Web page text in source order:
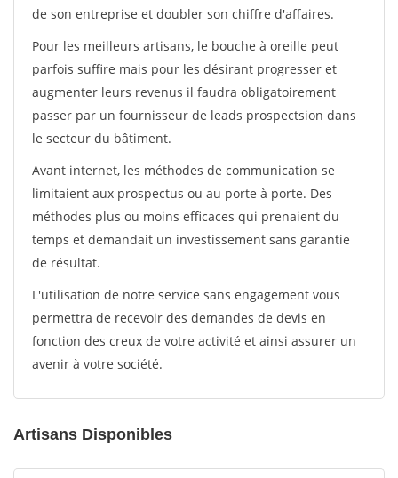
de son entreprise et doubler son chiffre d'affaires.
Pour les meilleurs artisans, le bouche à oreille peut
parfois suffire mais pour les désirant progresser et
augmenter leurs revenus il faudra obligatoirement
passer par un fournisseur de leads prospectsion dans
le secteur du bâtiment.
Avant internet, les méthodes de communication se
limitaient aux prospectus ou au porte à porte. Des
méthodes plus ou moins efficaces qui prenaient du
temps et demandait un investissement sans garantie
de résultat.
L'utilisation de notre service sans engagement vous
permettra de recevoir des demandes de devis en
fonction des creux de votre activité et ainsi assurer un
avenir à votre société.
Artisans Disponibles